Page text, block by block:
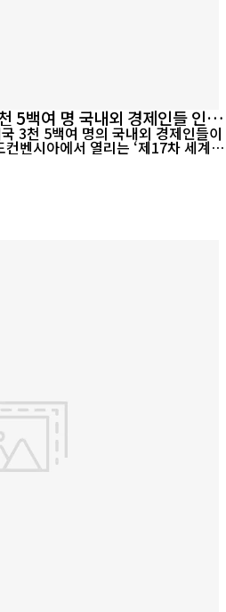
5백여 명 국내외 경제인들 인천
3천 5백여 명의 국내외 경제인들이
벤시아에서 열리는 ‘제17차 세계한
하기 위해 인천을 찾는다. 지난
개최되는 이번 대회에는 한상 네트
을 비롯해 꾸준히 대회에 참석해왔
지역에서 묵묵히 활동하고 있는